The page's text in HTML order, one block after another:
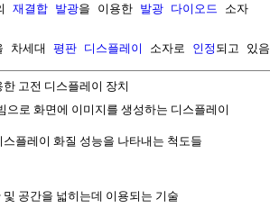
재결합 발광을 이용한 발광 다이오드 소자
차세대 평판 디스플레이 소자로 인정 되고 있음
고전 디스플레이 장치
으로 화면에 이미지를 생성하는 디스플레이
스플레이 화질 성능을 나타내는 척도들
공간을 넓히는데 이용되는 기술